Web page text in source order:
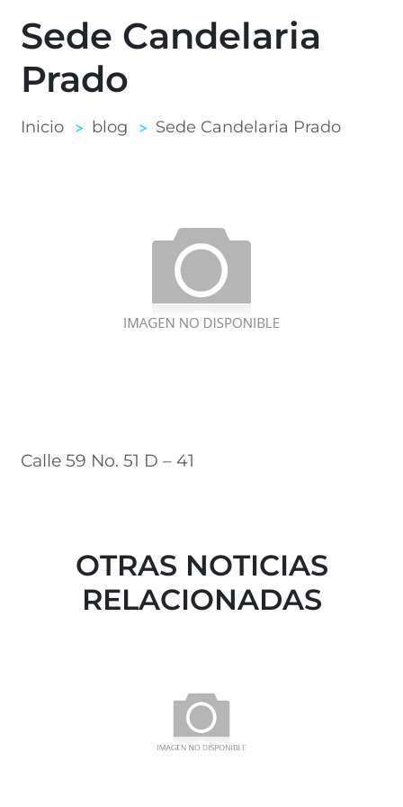
Sede Candelaria
Prado
Inicio blog Sede Candelaria Prado
Calle 59 No. 51 D – 41
OTRAS NOTICIAS
RELACIONADAS